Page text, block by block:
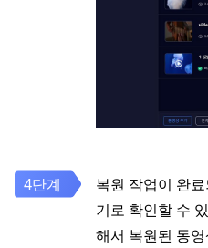
복원 작업이 완
기로 확인할 수
해서 복원된 동